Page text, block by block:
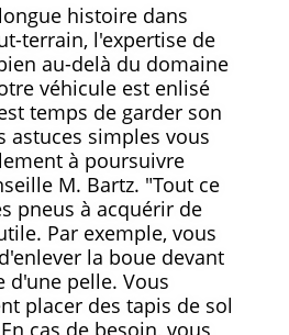
histoire dans
terrain, l'expertise de
au-delà du domaine
véhicule est enlisé
temps de garder son
astuces simples vous
à poursuivre
M. Bartz. "Tout ce
pneus à acquérir de
Par exemple, vous
la boue devant
d'une pelle. Vous
placer des tapis de sol
cas de besoin, vous